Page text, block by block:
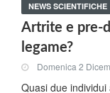
NEWS SCIENTIFICHE
Artrite e pre-
legame?
Domenica 2
Quasi due